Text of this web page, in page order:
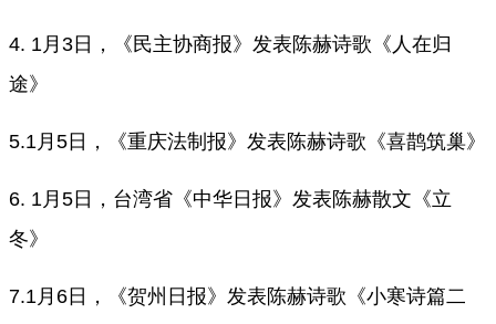
4. 1月3日，《民主协商报》发表陈赫诗歌《人在归
途》
5.1月5日，《重庆法制报》发表陈赫诗歌《喜鹊筑巢》
6. 1月5日，台湾省《中华日报》发表陈赫散文《立
冬》
7.1月6日，《贺州日报》发表陈赫诗歌《小寒诗篇二